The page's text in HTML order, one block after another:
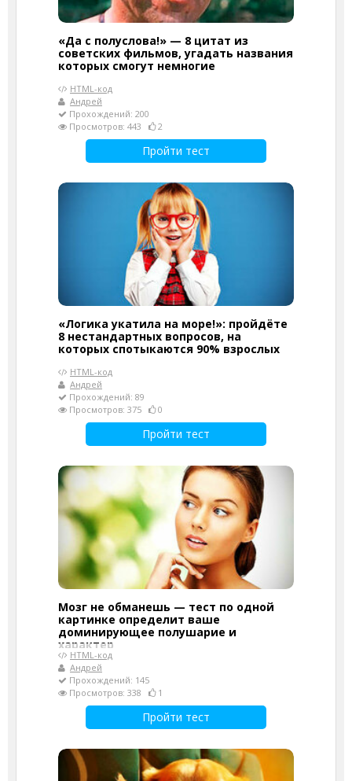
«Да с полуслова!» — 8 цитат из
советских фильмов, угадать названия
которых смогут немногие
HTML-код
Андрей
Прохождений: 200
Просмотров: 443
2
Пройти тест
«Логика укатила на море!»: пройдёте
8 нестандартных вопросов, на
которых спотыкаются 90% взрослых
HTML-код
Андрей
Прохождений: 89
Просмотров: 375
0
Пройти тест
Мозг не обманешь — тест по одной
картинке определит ваше
доминирующее полушарие и
характер
HTML-код
Андрей
Прохождений: 145
Просмотров: 338
1
Пройти тест